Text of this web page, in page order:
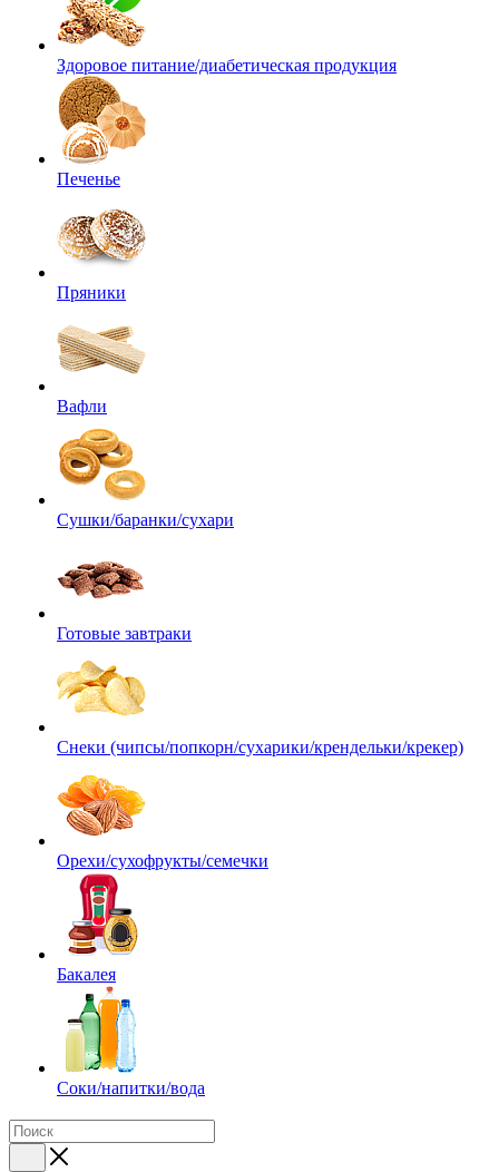
Здоровое питание/диабетическая продукция
Печенье
Пряники
Вафли
Сушки/баранки/сухари
Готовые завтраки
Снеки (чипсы/попкорн/сухарики/крендельки/крекер)
Орехи/сухофрукты/семечки
Бакалея
Соки/напитки/вода